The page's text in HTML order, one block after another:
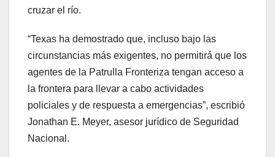
cruzar el río.
“Texas ha demostrado que, incluso bajo las
circunstancias más exigentes, no permitirá que los
agentes de la Patrulla Fronteriza tengan acceso a
la frontera para llevar a cabo actividades
policiales y de respuesta a emergencias”, escribió
Jonathan E. Meyer, asesor jurídico de Seguridad
Nacional.